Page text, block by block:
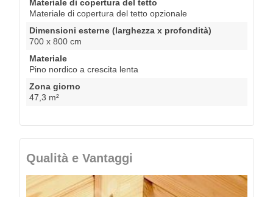
Materiale di copertura del tetto
Materiale di copertura del tetto opzionale
Dimensioni esterne (larghezza x profondità)
700 x 800 cm
Materiale
Pino nordico a crescita lenta
Zona giorno
47,3 m²
Qualità e Vantaggi